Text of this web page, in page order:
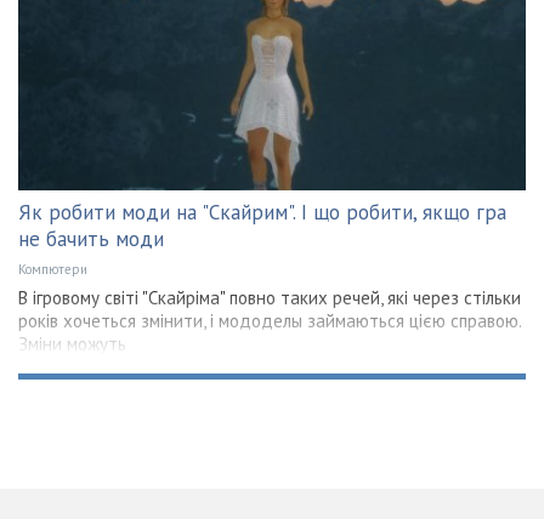
Як робити моди на "Скайрим". І що робити, якщо гра
не бачить моди
Компютери
В ігровому світі "Скайріма" повно таких речей, які через стільки
років хочеться змінити, і мододелы займаються цією справою.
Зміни можуть